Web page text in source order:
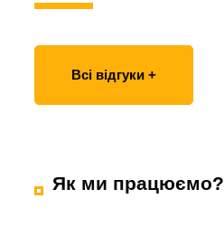
Всі відгуки +
Як ми працюємо?